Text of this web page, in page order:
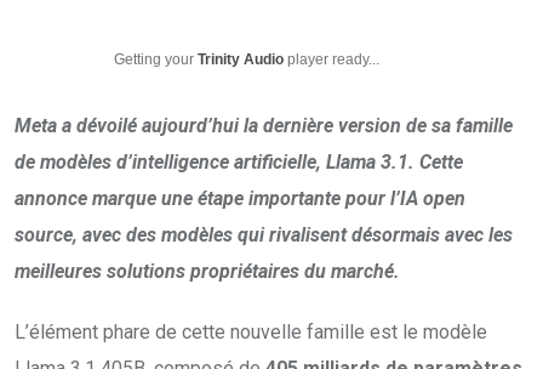
Getting your Trinity Audio player ready...
Meta a dévoilé aujourd’hui la dernière version de sa famille
de modèles d’intelligence artificielle, Llama 3.1. Cette
annonce marque une étape importante pour l’IA open
source, avec des modèles qui rivalisent désormais avec les
meilleures solutions propriétaires du marché.
L’élément phare de cette nouvelle famille est le modèle